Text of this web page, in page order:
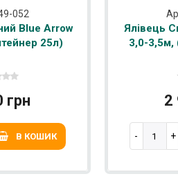
052
Blue Arrow
25л)
грн
В КОШИК
Ялівець
3,0-3,5м,
2